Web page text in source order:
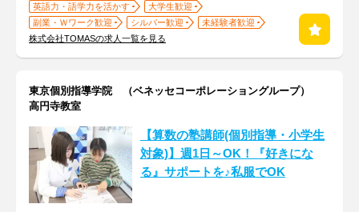
英語力・語学力を活かす
大学生歓迎
副業・Ｗワーク歓迎
シルバー歓迎
未経験者歓迎
株式会社TOMASの求人一覧を見る
東京個別指導学院 （ベネッセコーポレーショングループ）
高円寺教室
【算数の塾講師(個別指導・小学生
対象)】週1日～OK！『好きにな
る』サポートを♪私服でOK